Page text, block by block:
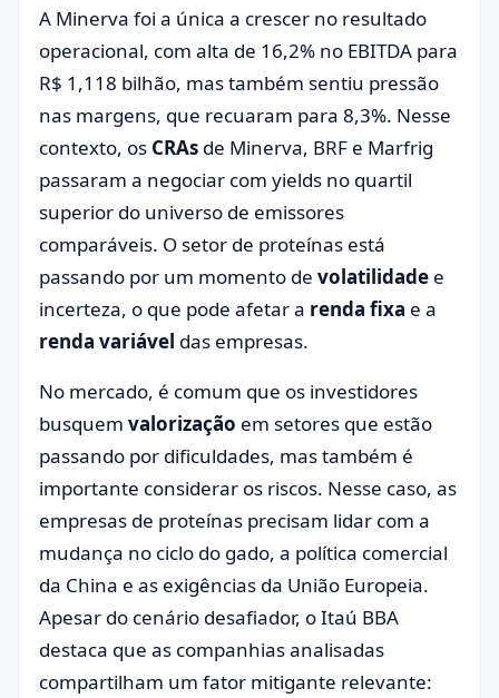
A Minerva foi a única a crescer no resultado
operacional, com alta de 16,2% no EBITDA para
R$ 1,118 bilhão, mas também sentiu pressão
nas margens, que recuaram para 8,3%. Nesse
contexto, os CRAs de Minerva, BRF e Marfrig
passaram a negociar com yields no quartil
superior do universo de emissores
comparáveis. O setor de proteínas está
passando por um momento de volatilidade e
incerteza, o que pode afetar a renda fixa e a
renda variável das empresas.
No mercado, é comum que os investidores
busquem valorização em setores que estão
passando por dificuldades, mas também é
importante considerar os riscos. Nesse caso, as
empresas de proteínas precisam lidar com a
mudança no ciclo do gado, a política comercial
da China e as exigências da União Europeia.
Apesar do cenário desafiador, o Itaú BBA
destaca que as companhias analisadas
compartilham um fator mitigante relevante: